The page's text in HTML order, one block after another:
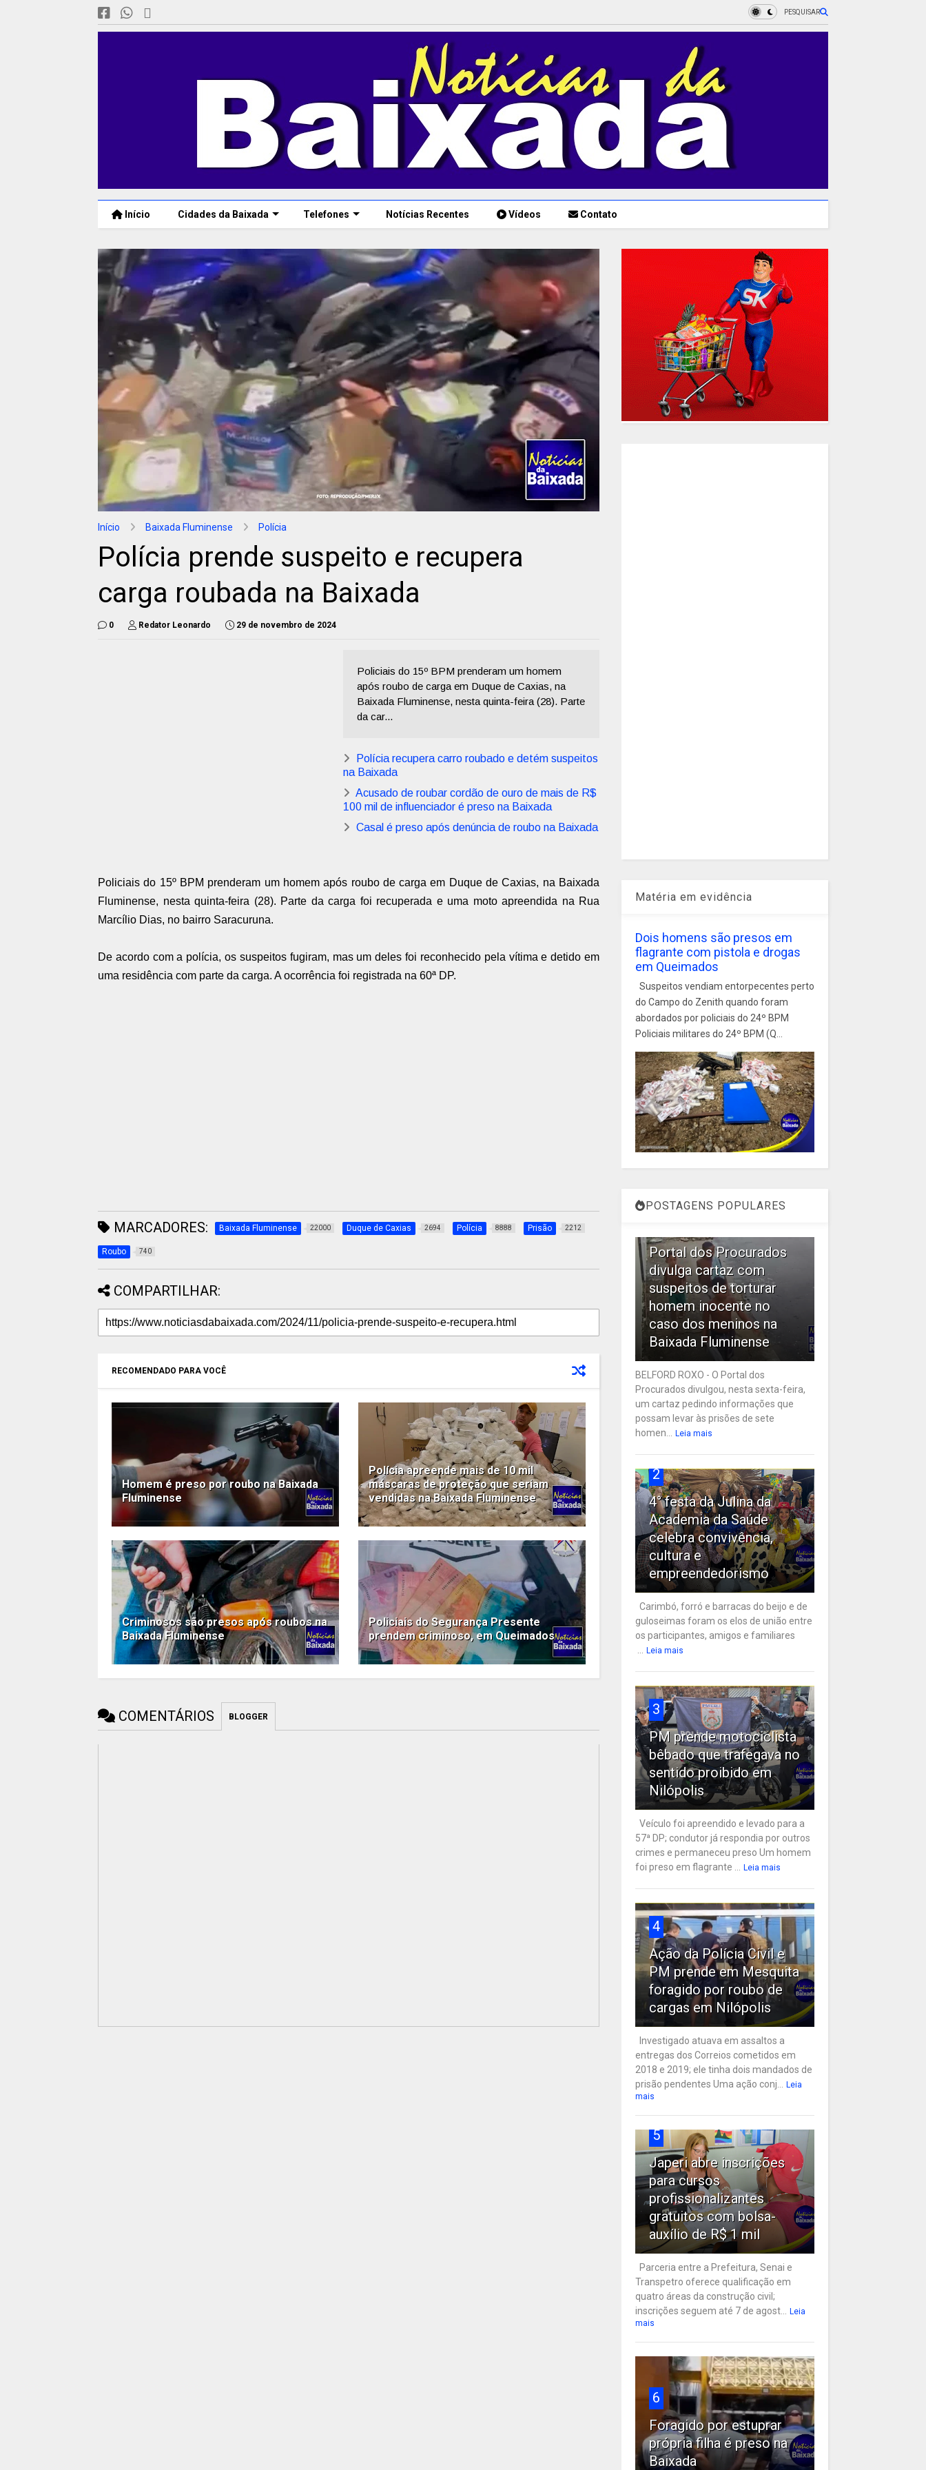
PESQUISAR
Início Cidades da Baixada Telefones Notícias Recentes Vídeos Contato
Início Baixada Fluminense Polícia
Polícia prende suspeito e recupera
carga roubada na Baixada
0 Redator Leonardo 29 de novembro de 2024
Policiais do 15º BPM prenderam um homem
após roubo de carga em Duque de Caxias, na
Baixada Fluminense, nesta quinta-feira (28). Parte
da car...
Polícia recupera carro roubado e detém suspeitos
na Baixada
Acusado de roubar cordão de ouro de mais de R$
100 mil de influenciador é preso na Baixada
Casal é preso após denúncia de roubo na Baixada
Policiais do 15º BPM prenderam um homem após roubo de carga em Duque de Caxias, na Baixada
Fluminense, nesta quinta-feira (28). Parte da carga foi recuperada e uma moto apreendida na Rua
Marcílio Dias, no bairro Saracuruna.
De acordo com a polícia, os suspeitos fugiram, mas um deles foi reconhecido pela vítima e detido em
uma residência com parte da carga. A ocorrência foi registrada na 60ª DP.
MARCADORES: Baixada Fluminense 22000 Duque de Caxias 2694 Polícia 8888 Prisão 2212
Roubo 740
COMPARTILHAR:
RECOMENDADO PARA VOCÊ
Homem é preso por roubo na Baixada
Fluminense
Polícia apreende mais de 10 mil
máscaras de proteção que seriam
vendidas na Baixada Fluminense
Criminosos são presos após roubos na
Baixada Fluminense
Policiais do Segurança Presente
prendem criminoso, em Queimados
COMENTÁRIOS BLOGGER
Matéria em evidência
Dois homens são presos em
flagrante com pistola e drogas
em Queimados
Suspeitos vendiam entorpecentes perto
do Campo do Zenith quando foram
abordados por policiais do 24º BPM
Policiais militares do 24º BPM (Q...
POSTAGENS POPULARES
Portal dos Procurados
divulga cartaz com
suspeitos de torturar
homem inocente no
caso dos meninos na
Baixada Fluminense
BELFORD ROXO - O Portal dos
Procurados divulgou, nesta sexta-feira,
um cartaz pedindo informações que
possam levar às prisões de sete
homen... Leia mais
2
4° festa da Julina da
Academia da Saúde
celebra convivência,
cultura e
empreendedorismo
Carimbó, forró e barracas do beijo e de
guloseimas foram os elos de união entre
os participantes, amigos e familiares
... Leia mais
3
PM prende motociclista
bêbado que trafegava no
sentido proibido em
Nilópolis
Veículo foi apreendido e levado para a
57ª DP; condutor já respondia por outros
crimes e permaneceu preso Um homem
foi preso em flagrante ... Leia mais
4
Ação da Polícia Civil e
PM prende em Mesquita
foragido por roubo de
cargas em Nilópolis
Investigado atuava em assaltos a
entregas dos Correios cometidos em
2018 e 2019; ele tinha dois mandados de
prisão pendentes Uma ação conj... Leia
mais
5
Japeri abre inscrições
para cursos
profissionalizantes
gratuitos com bolsa-
auxílio de R$ 1 mil
Parceria entre a Prefeitura, Senai e
Transpetro oferece qualificação em
quatro áreas da construção civil;
inscrições seguem até 7 de agost... Leia
mais
6
Foragido por estuprar
própria filha é preso na
Baixada